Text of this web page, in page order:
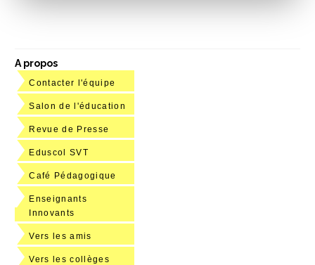
A propos
Contacter l'équipe
Salon de l'éducation
Revue de Presse
Eduscol SVT
Café Pédagogique
Enseignants
Innovants
Vers les amis
Vers les collèges